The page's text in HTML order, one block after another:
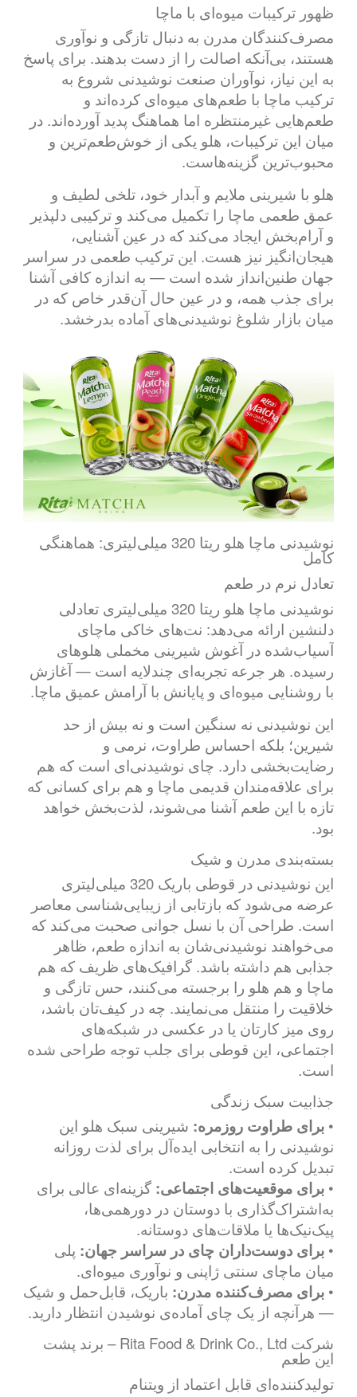
ظهور ترکیبات میوه‌ای با ماچا
مصرف‌کنندگان مدرن به دنبال تازگی و نوآوری
هستند، بی‌آنکه اصالت را از دست بدهند. برای پاسخ
به این نیاز، نوآوران صنعت نوشیدنی شروع به
ترکیب ماچا با طعم‌های میوه‌ای کرده‌اند و
طعم‌هایی غیرمنتظره اما هماهنگ پدید آورده‌اند. در
میان این ترکیبات، هلو یکی از خوش‌طعم‌ترین و
محبوب‌ترین گزینه‌هاست.
هلو با شیرینی ملایم و آبدار خود، تلخی لطیف و
عمق طعمی ماچا را تکمیل می‌کند و ترکیبی دلپذیر
و آرام‌بخش ایجاد می‌کند که در عین آشنایی،
هیجان‌انگیز نیز هست. این ترکیب طعمی در سراسر
جهان طنین‌انداز شده است — به اندازه کافی آشنا
برای جذب همه، و در عین حال آن‌قدر خاص که در
میان بازار شلوغ نوشیدنی‌های آماده بدرخشد.
نوشیدنی ماچا هلو ریتا 320 میلی‌لیتری: هماهنگی
کامل
تعادل نرم در طعم
نوشیدنی ماچا هلو ریتا 320 میلی‌لیتری تعادلی
دلنشین ارائه می‌دهد: نت‌های خاکی ماچای
آسیاب‌شده در آغوش شیرینی مخملی هلوهای
رسیده. هر جرعه تجربه‌ای چندلایه است — آغازش
با روشنایی میوه‌ای و پایانش با آرامش عمیق ماچا.
این نوشیدنی نه سنگین است و نه بیش از حد
شیرین؛ بلکه احساس طراوت، نرمی و
رضایت‌بخشی دارد. چای نوشیدنی‌ای است که هم
برای علاقه‌مندان قدیمی ماچا و هم برای کسانی که
تازه با این طعم آشنا می‌شوند، لذت‌بخش خواهد
بود.
بسته‌بندی مدرن و شیک
این نوشیدنی در قوطی باریک 320 میلی‌لیتری
عرضه می‌شود که بازتابی از زیبایی‌شناسی معاصر
است. طراحی آن با نسل جوانی صحبت می‌کند که
می‌خواهند نوشیدنی‌شان به اندازه طعم، ظاهر
جذابی هم داشته باشد. گرافیک‌های ظریف که هم
ماچا و هم هلو را برجسته می‌کنند، حس تازگی و
خلاقیت را منتقل می‌نمایند. چه در کیف‌تان باشد،
روی میز کارتان یا در عکسی در شبکه‌های
اجتماعی، این قوطی برای جلب توجه طراحی شده
است.
جذابیت سبک زندگی
• برای طراوت روزمره: شیرینی سبک هلو این
نوشیدنی را به انتخابی ایده‌آل برای لذت روزانه
تبدیل کرده است.
• برای موقعیت‌های اجتماعی: گزینه‌ای عالی برای
به‌اشتراک‌گذاری با دوستان در دورهمی‌ها،
پیک‌نیک‌ها یا ملاقات‌های دوستانه.
• برای دوست‌داران چای در سراسر جهان: پلی
میان ماچای سنتی ژاپنی و نوآوری میوه‌ای.
• برای مصرف‌کننده مدرن: باریک، قابل‌حمل و شیک
— هرآنچه از یک چای آماده‌ی نوشیدن انتظار دارید.
شرکت Rita Food & Drink Co., Ltd – برند پشت
این طعم
تولیدکننده‌ای قابل اعتماد از ویتنام